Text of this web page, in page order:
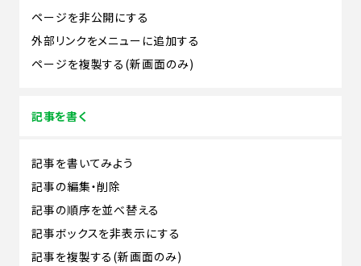
ページを非公開にする
外部リンクをメニューに追加する
ページを複製する(新画面のみ)
記事を書く
記事を書いてみよう
記事の編集・削除
記事の順序を並べ替える
記事ボックスを非表示にする
記事を複製する(新画面のみ)